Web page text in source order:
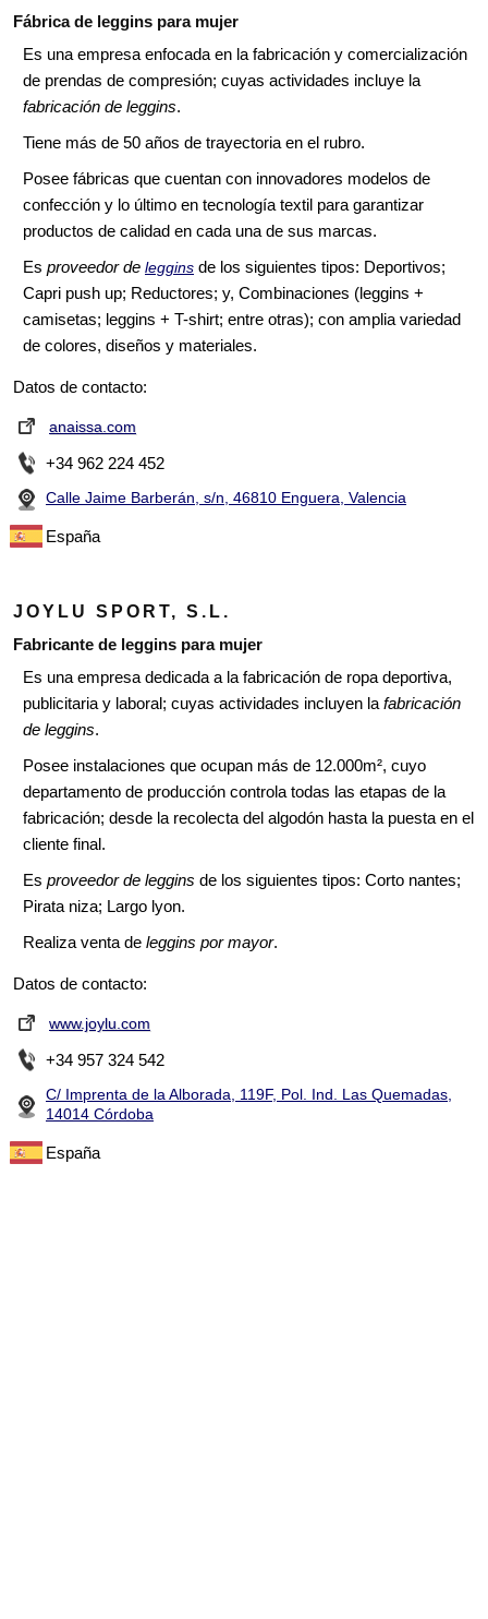
Fábrica de leggins para mujer
Es una empresa enfocada en la fabricación y comercialización
de prendas de compresión; cuyas actividades incluye la
fabricación de leggins.
Tiene más de 50 años de trayectoria en el rubro.
Posee fábricas que cuentan con innovadores modelos de
confección y lo último en tecnología textil para garantizar
productos de calidad en cada una de sus marcas.
Es proveedor de leggins de los siguientes tipos: Deportivos;
Capri push up; Reductores; y, Combinaciones (leggins +
camisetas; leggins + T-shirt; entre otras); con amplia variedad
de colores, diseños y materiales.
Datos de contacto:
anaissa.com
+34 962 224 452
Calle Jaime Barberán, s/n, 46810 Enguera, Valencia
España
JOYLU SPORT, S.L.
Fabricante de leggins para mujer
Es una empresa dedicada a la fabricación de ropa deportiva,
publicitaria y laboral; cuyas actividades incluyen la fabricación
de leggins.
Posee instalaciones que ocupan más de 12.000m², cuyo
departamento de producción controla todas las etapas de la
fabricación; desde la recolecta del algodón hasta la puesta en el
cliente final.
Es proveedor de leggins de los siguientes tipos: Corto nantes;
Pirata niza; Largo lyon.
Realiza venta de leggins por mayor.
Datos de contacto:
www.joylu.com
+34 957 324 542
C/ Imprenta de la Alborada, 119F, Pol. Ind. Las Quemadas,
14014 Córdoba
España